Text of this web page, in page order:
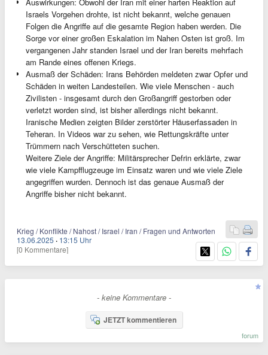
Israels Vorgehen drohte, ist nicht bekannt, welche genauen
Folgen die Angriffe auf die gesamte Region haben werden. Die
Sorge vor einer großen Eskalation im Nahen Osten ist groß. Im
vergangenen Jahr standen Israel und der Iran bereits mehrfach
am Rande eines offenen Kriegs.
Ausmaß der Schäden: Irans Behörden meldeten zwar Opfer und
Schäden in weiten Landesteilen. Wie viele Menschen - auch
Zivilisten - insgesamt durch den Großangriff gestorben oder
verletzt worden sind, ist bisher allerdings nicht bekannt.
Iranische Medien zeigten Bilder zerstörter Häuserfassaden in
Teheran. In Videos war zu sehen, wie Rettungskräfte unter
Trümmern nach Verschütteten suchen.
Weitere Ziele der Angriffe: Militärsprecher Defrin erklärte, zwar
wie viele Kampfflugzeuge im Einsatz waren und wie viele Ziele
angegriffen wurden. Dennoch ist das genaue Ausmaß der
Angriffe bisher nicht bekannt.
Krieg / Konflikte / Nahost / Israel / Iran / Fragen und Antworten
13.06.2025 · 13:15 Uhr
[0 Kommentare]
- keine Kommentare -
JETZT kommentieren
forum